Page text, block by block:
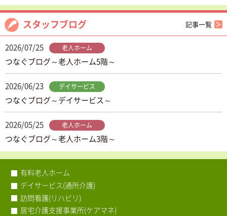
スタッフブログ 記事一覧
2026/07/25 老人ホーム
つなぐブログ～老人ホーム5階～
2026/06/23 デイサービス
つなぐブログ～デイサービス～
2026/05/25 老人ホーム
つなぐブログ～老人ホーム3階～
有料老人ホーム
デイサービス(通所介護)
訪問看護(リハビリ)
居宅介護支援事業所(ケアマネ)